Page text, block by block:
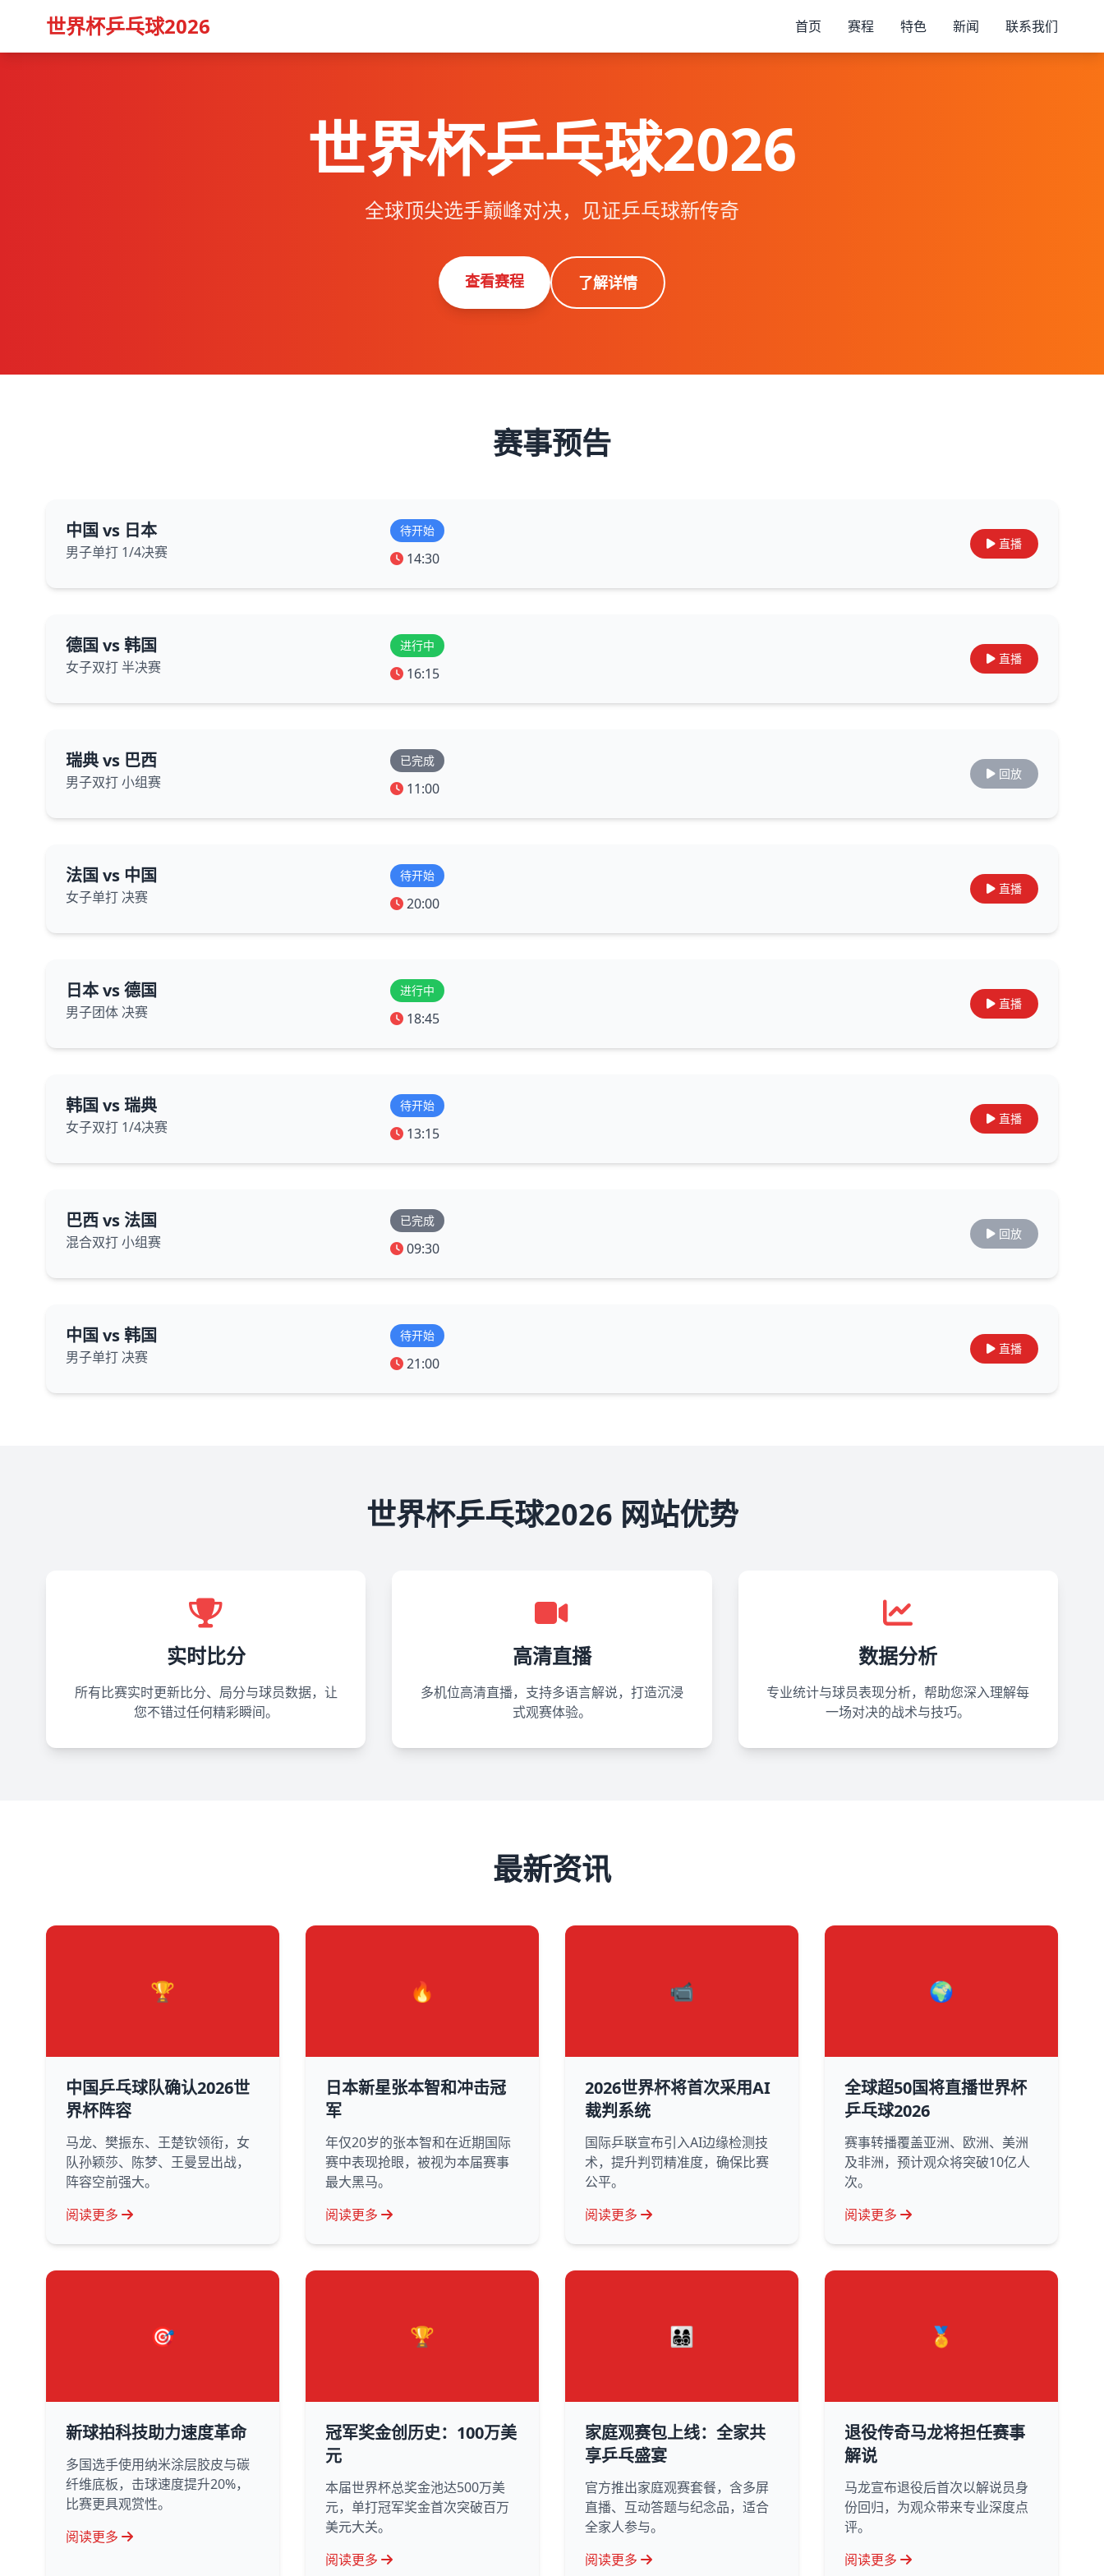
世界杯乒乓球2026 首页 赛程 特色 新闻 联系我们
世界杯乒乓球2026
全球顶尖选手巅峰对决，见证乒乓球新传奇
查看赛程 了解详情
赛事预告
中国 vs 日本
男子单打 1/4决赛
待开始
14:30
直播
德国 vs 韩国
女子双打 半决赛
进行中
16:15
直播
瑞典 vs 巴西
男子双打 小组赛
已完成
11:00
回放
法国 vs 中国
女子单打 决赛
待开始
20:00
直播
日本 vs 德国
男子团体 决赛
进行中
18:45
直播
韩国 vs 瑞典
女子双打 1/4决赛
待开始
13:15
直播
巴西 vs 法国
混合双打 小组赛
已完成
09:30
回放
中国 vs 韩国
男子单打 决赛
待开始
21:00
直播
世界杯乒乓球2026 网站优势
实时比分
所有比赛实时更新比分、局分与球员数据，让
您不错过任何精彩瞬间。
高清直播
多机位高清直播，支持多语言解说，打造沉浸
式观赛体验。
数据分析
专业统计与球员表现分析，帮助您深入理解每
一场对决的战术与技巧。
最新资讯
🏆
中国乒乓球队确认2026世
界杯阵容
马龙、樊振东、王楚钦领衔，女
队孙颖莎、陈梦、王曼昱出战，
阵容空前强大。
阅读更多
🔥
日本新星张本智和冲击冠
军
年仅20岁的张本智和在近期国际
赛中表现抢眼，被视为本届赛事
最大黑马。
阅读更多
📹
2026世界杯将首次采用AI
裁判系统
国际乒联宣布引入AI边缘检测技
术，提升判罚精准度，确保比赛
公平。
阅读更多
🌍
全球超50国将直播世界杯
乒乓球2026
赛事转播覆盖亚洲、欧洲、美洲
及非洲，预计观众将突破10亿人
次。
阅读更多
🎯
新球拍科技助力速度革命
多国选手使用纳米涂层胶皮与碳
纤维底板，击球速度提升20%，
比赛更具观赏性。
阅读更多
🏆
冠军奖金创历史：100万美
元
本届世界杯总奖金池达500万美
元，单打冠军奖金首次突破百万
美元大关。
阅读更多
👨‍👩‍👧‍👦
家庭观赛包上线：全家共
享乒乓盛宴
官方推出家庭观赛套餐，含多屏
直播、互动答题与纪念品，适合
全家人参与。
阅读更多
🏅
退役传奇马龙将担任赛事
解说
马龙宣布退役后首次以解说员身
份回归，为观众带来专业深度点
评。
阅读更多